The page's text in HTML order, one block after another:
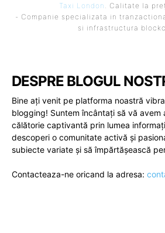
Taxi London
. Calitate la
- Companie specializata in
si infrastructura
DESPRE BLOGUL
Bine ați venit pe platforma noastră
blogging! Suntem încântați să vă avem
călătorie captivantă prin lumea
descoperi o comunitate activă și
subiecte variate și să împărtășească
Contacteaza-ne oricand la adresa: